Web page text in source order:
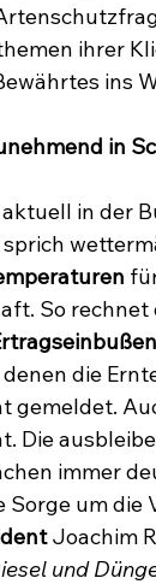
ihrer
ins
in
in der
So
denen die
gemeldet.
Die
immer
Sorge um
Joachim
und